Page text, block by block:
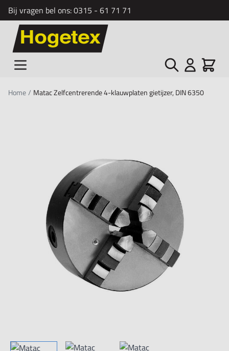
Bij vragen bel ons:0315 - 61 71 71
Ga naar de inhoud
Zoek Cart
Home/ Matac Zelfcentrerende 4-klauwplaten gietijzer, DIN 6350